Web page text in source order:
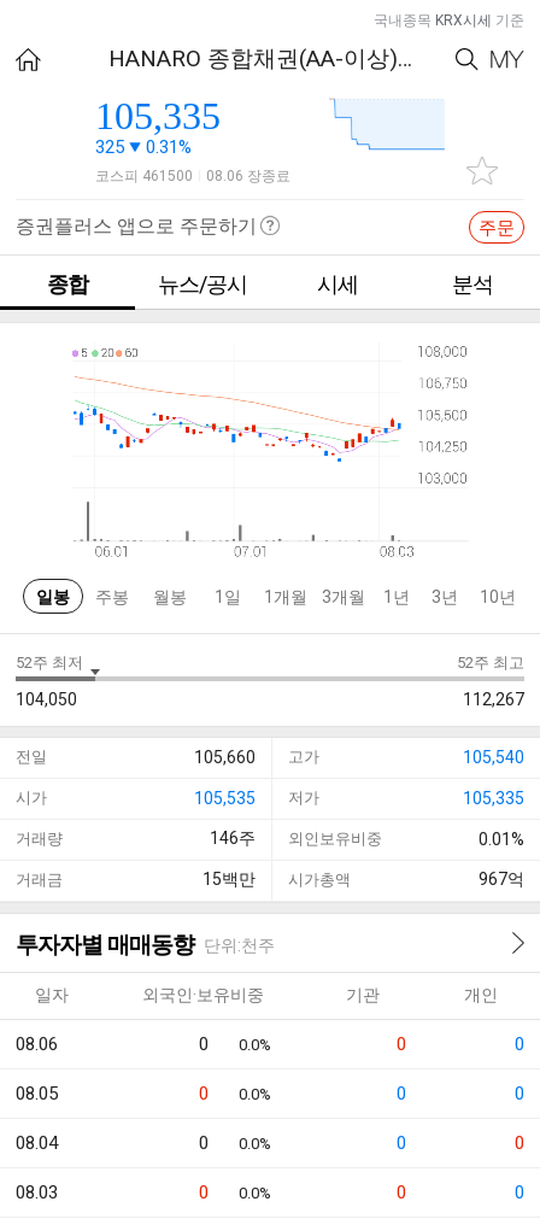
국내종목 KRX시세 기준
HANARO 종합채권(AA-이상)액티브
105,335
325 0.31%
코스피 461500 08.06 장종료
증권플러스 앱으로 주문하기 주문
종합 뉴스/공시 시세 분석
일봉 주봉 월봉 1일 1개월 3개월 1년 3년 10년
52주 최저
104,050
52주 최고
112,267
전일 105,660 고가 105,540
시가 105,535 저가 105,335
거래량 146주 외인보유비중 0.01%
거래금 15백만 시가총액 967억
투자자별 매매동향 단위:천주
일자 외국인·보유비중 기관 개인
08.06 0 0.0% 0 0
08.05 0 0.0% 0 0
08.04 0 0.0% 0 0
08.03 0 0.0% 0 0